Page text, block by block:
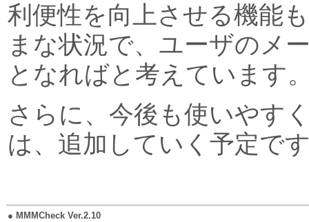
利便性を向上させる機能
まな状況で、ユーザのメ
となればと考えています
さらに、今後も使いやす
は、追加していく予定で
● MMMCheck Ver.2.10